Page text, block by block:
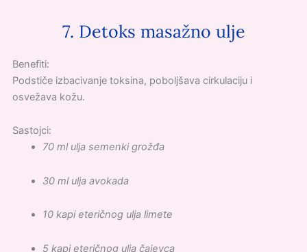
7. Detoks masažno ulje
Benefiti:
Podstiče izbacivanje toksina, poboljšava cirkulaciju i
osvežava kožu.
Sastojci:
70 ml ulja semenki grožđa
30 ml ulja avokada
10 kapi eteričnog ulja limete
5 kapi eteričnog ulja čajevca